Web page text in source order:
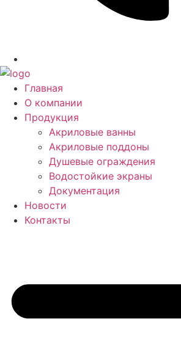
Главная
О компании
Продукция
Акриловые ванны
Акриловые поддоны
Душевые ограждения
Водостойкие экраны
Документация
Новости
Контакты